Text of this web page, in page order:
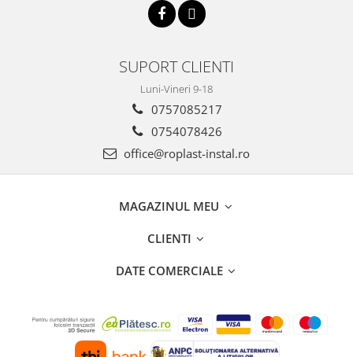
SUPORT CLIENTI
Luni-Vineri 9-18
0757085217
0754078426
office@roplast-instal.ro
MAGAZINUL MEU
CLIENTI
DATE COMERCIALE